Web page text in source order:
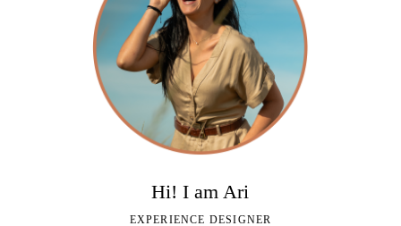
Hi! I am Ari
EXPERIENCE DESIGNER